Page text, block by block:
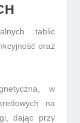
tablic
oraz
w
na
dając przy